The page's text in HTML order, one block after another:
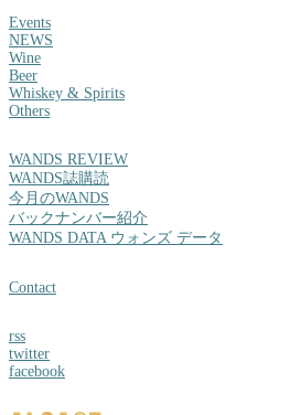
Events
NEWS
Wine
Beer
Whiskey & Spirits
Others
WANDS REVIEW
WANDS誌購読
今月のWANDS
バックナンバー紹介
WANDS DATA ウォンズ データ
Contact
rss
twitter
facebook